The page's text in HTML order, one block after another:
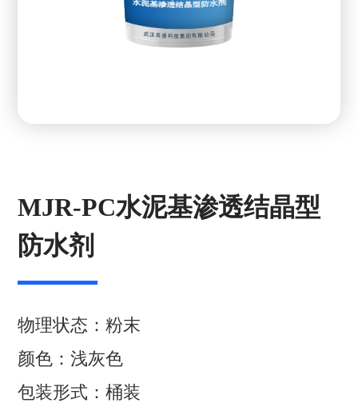
MJR-PC水泥基渗透结晶型
防水剂
物理状态：粉末
颜色：浅灰色
包装形式：桶装